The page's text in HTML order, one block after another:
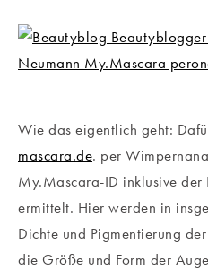
Wie das eigentlich geht:
mascara.de. per
My.Mascara-ID inklusive der
ermittelt. Hier werden in
Dichte und Pigmentierung
die Größe und Form der